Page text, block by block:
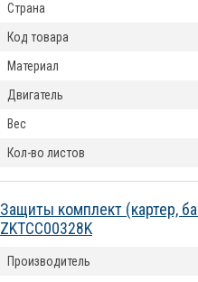
Страна
Код товара
Материал
Двигатель
Вес
Кол-во листов
Защиты комплект (картер,
ZKTCC00328K
Производитель